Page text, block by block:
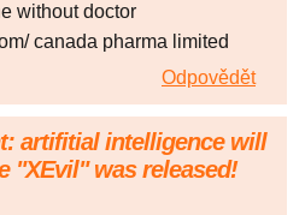
without doctor
canada pharma limited
Odpovědět
artifitial intelligence will
"XEvil" was released!